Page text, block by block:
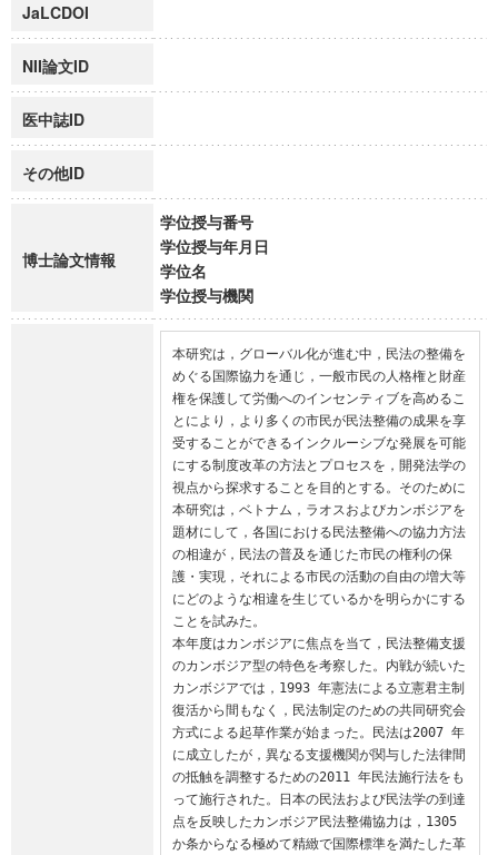
JaLCDOI
NII論文ID
医中誌ID
その他ID
博士論文情報
学位授与番号
学位授与年月日
学位名
学位授与機関
本研究は，グローバル化が進む中，民法の整備を
めぐる国際協力を通じ，一般市民の人格権と財産
権を保護して労働へのインセンティブを高めるこ
とにより，より多くの市民が民法整備の成果を享
受することができるインクルーシブな発展を可能
にする制度改革の方法とプロセスを，開発法学の
視点から探求することを目的とする。そのために
本研究は，ベトナム，ラオスおよびカンボジアを
題材にして，各国における民法整備への協力方法
の相違が，民法の普及を通じた市民の権利の保
護・実現，それによる市民の活動の自由の増大等
にどのような相違を生じているかを明らかにする
ことを試みた。
本年度はカンボジアに焦点を当て，民法整備支援
のカンボジア型の特色を考察した。内戦が続いた
カンボジアでは，1993 年憲法による立憲君主制
復活から間もなく，民法制定のための共同研究会
方式による起草作業が始まった。民法は2007 年
に成立したが，異なる支援機関が関与した法律間
の抵触を調整するための2011 年民法施行法をも
って施行された。日本の民法および民法学の到達
点を反映したカンボジア民法整備協力は，1305
か条からなる極めて精緻で国際標準を満たした革